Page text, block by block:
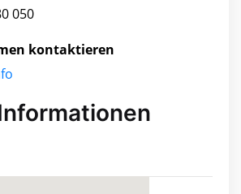
050
kontaktieren